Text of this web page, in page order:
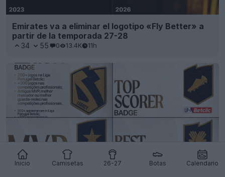
Inicio Camisetas 26-27 Botas Calendario
Emirates va a eliminar el logotipo «Fly Better» a
partir de la temporada 27-28
34 55 0 13.4K 11h